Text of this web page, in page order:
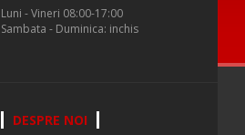
Luni - Vineri 08:00-17:00
Sambata - Duminica: inchis
DESPRE NOI